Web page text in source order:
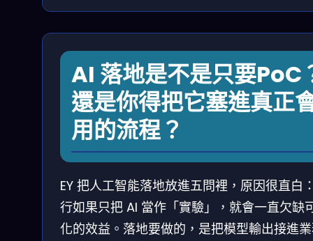
AI 落地是不是只要PoC
還是你得把它塞進真正
用的流程？
EY 把人工智能落地放進五問裡，原因很直白
行如果只把 AI 當作「實驗」，就會一直欠缺
化的效益。落地要做的，是把模型輸出接進